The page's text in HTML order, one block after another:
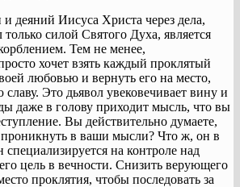
деяний Иисуса Христа через дела,
силой Святого Духа, является
Тем не менее,
хочет взять каждый проклятый
любовью и вернуть его на место,
Это дьявол увековечивает вину и
даже в голову приходит мысль, что вы
Вы действительно думаете,
в ваши мысли? Что ж, он в
специализируется на контроле над
цель в вечности. Снизить верующего
проклятия, чтобы последовать за